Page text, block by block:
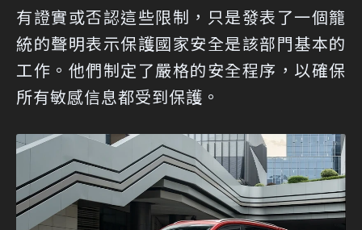
有證實或否認這些限制，只是發表了一個籠
統的聲明表示保護國家安全是該部門基本的
工作。他們制定了嚴格的安全程序，以確保
所有敏感信息都受到保護。